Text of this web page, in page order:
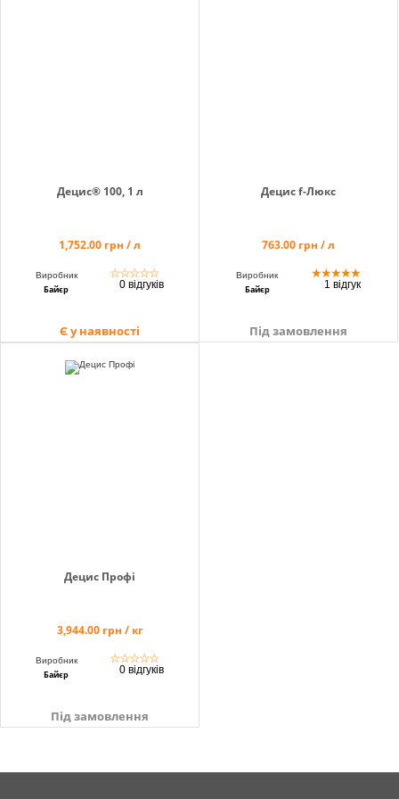
Децис® 100, 1 л
1,752.00 грн / л
Виробник
Байєр
☆☆☆☆☆
0 відгуків
Є у наявності
Децис f-Люкс
763.00 грн / л
Виробник
Байєр
★★★★★
1 відгук
Під замовлення
Децис Профі
3,944.00 грн / кг
Виробник
Байєр
☆☆☆☆☆
0 відгуків
Під замовлення